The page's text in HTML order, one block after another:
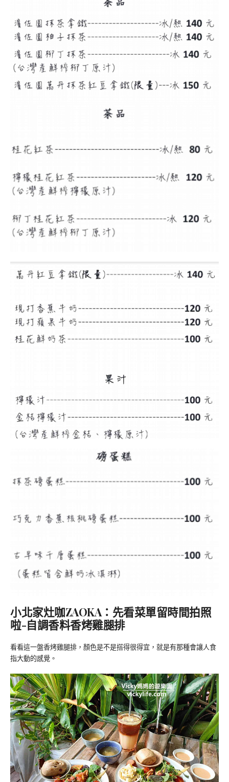
小北家灶咖ZAOKA： 先看菜單留時間拍照
啦-自調香料香烤雞腿排
看看這一盤香烤雞腿排，顏色是不是搭得很得宜，就是有那種會讓人食
指大動的感覺。